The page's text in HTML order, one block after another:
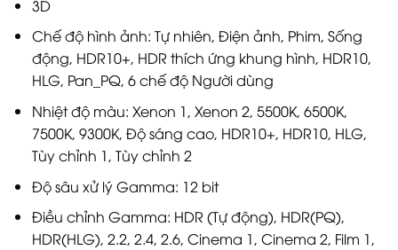
3D
Chế độ hình ảnh: Tự nhiên, Điện ảnh, Phim, Sống
động, HDR10+, HDR thích ứng khung hình, HDR10,
HLG, Pan_PQ, 6 chế độ Người dùng
Nhiệt độ màu: Xenon 1, Xenon 2, 5500K, 6500K,
7500K, 9300K, Độ sáng cao, HDR10+, HDR10, HLG,
Tùy chỉnh 1, Tùy chỉnh 2
Độ sâu xử lý Gamma: 12 bit
Điều chỉnh Gamma: HDR (Tự động), HDR(PQ),
HDR(HLG), 2.2, 2.4, 2.6, Cinema 1, Cinema 2, Film 1,